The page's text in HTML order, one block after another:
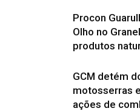
Procon
Olho no
produtos
GCM detém
motosserras
ações de